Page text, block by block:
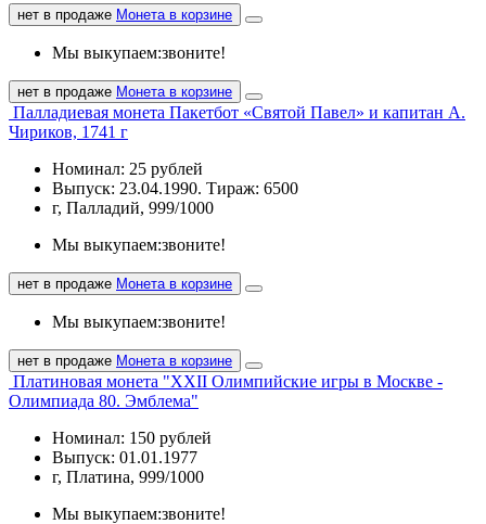
нет в продаже Монета в корзине
Мы выкупаем:звоните!
нет в продаже Монета в корзине
Палладиевая монета Пакетбот «Святой Павел» и капитан А.
Чириков, 1741 г
Номинал: 25 рублей
Выпуск: 23.04.1990. Тираж: 6500
г, Палладий, 999/1000
Мы выкупаем:звоните!
нет в продаже Монета в корзине
Мы выкупаем:звоните!
нет в продаже Монета в корзине
Платиновая монета "XXII Олимпийские игры в Москве -
Олимпиада 80. Эмблема"
Номинал: 150 рублей
Выпуск: 01.01.1977
г, Платина, 999/1000
Мы выкупаем:звоните!